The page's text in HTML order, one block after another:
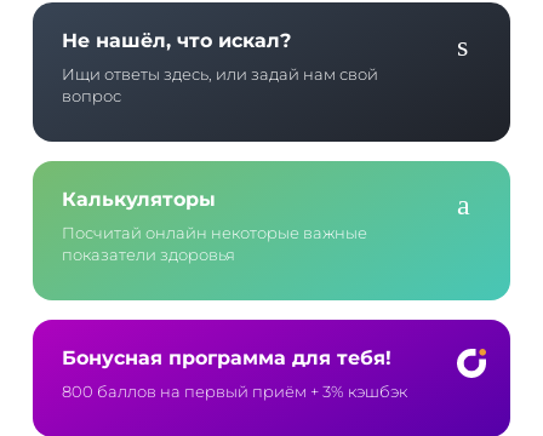
Не нашёл, что искал?
Ищи ответы здесь, или задай нам свой
вопрос
Калькуляторы
Посчитай онлайн некоторые важные
показатели здоровья
Бонусная программа для тебя!
800 баллов на первый приём + 3% кэшбэк